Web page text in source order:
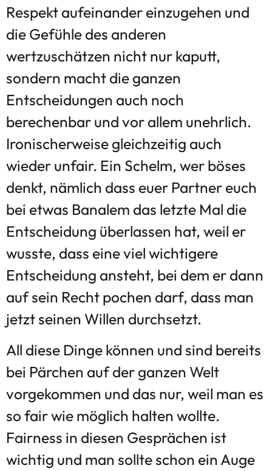
Respekt aufeinander einzugehen und
die Gefühle des anderen
wertzuschätzen nicht nur kaputt,
sondern macht die ganzen
Entscheidungen auch noch
berechenbar und vor allem unehrlich.
Ironischerweise gleichzeitig auch
wieder unfair. Ein Schelm, wer böses
denkt, nämlich dass euer Partner euch
bei etwas Banalem das letzte Mal die
Entscheidung überlassen hat, weil er
wusste, dass eine viel wichtigere
Entscheidung ansteht, bei dem er dann
auf sein Recht pochen darf, dass man
jetzt seinen Willen durchsetzt.
All diese Dinge können und sind bereits
bei Pärchen auf der ganzen Welt
vorgekommen und das nur, weil man es
so fair wie möglich halten wollte.
Fairness in diesen Gesprächen ist
wichtig und man sollte schon ein Auge